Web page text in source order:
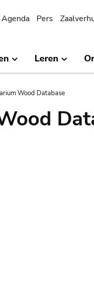
Agenda Pers
Leren
Wood Database